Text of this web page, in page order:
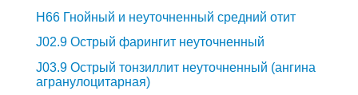
H66 Гнойный и неуточненный средний отит
J02.9 Острый фарингит неуточненный
J03.9 Острый тонзиллит неуточненный (ангина
агранулоцитарная)